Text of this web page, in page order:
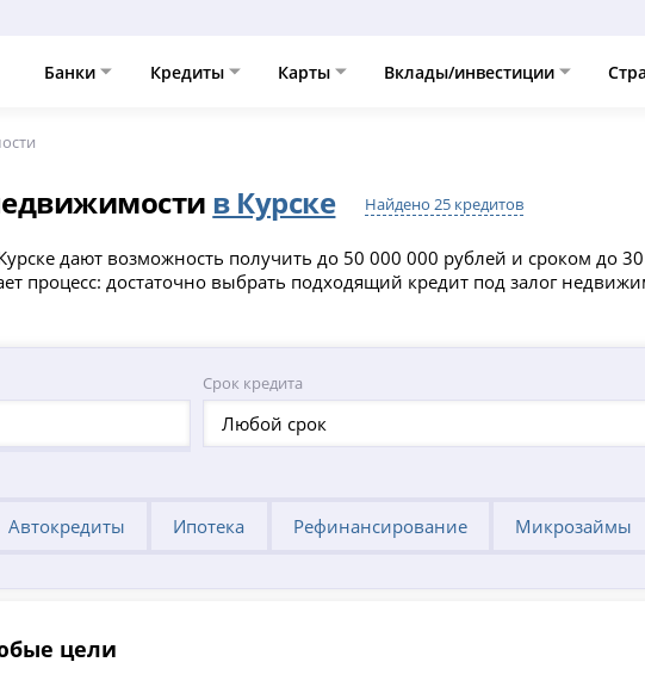
Банки Кредиты Карты Вклады/инвестиции
в Курске Найдено 25 кредитов
дают возможность получить до 50 000 000 рублей и сроком до
процесс: достаточно выбрать подходящий кредит под залог
Срок кредита
Любой срок
Автокредиты Ипотека Рефинансирование Микрозаймы
цели